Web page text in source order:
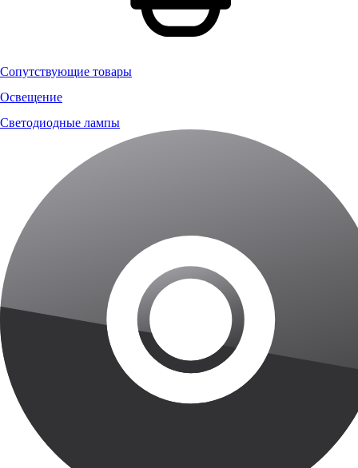
Сопутствующие товары
Освещение
Светодиодные лампы